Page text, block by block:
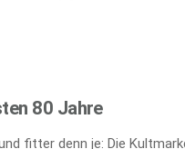
80 Jahre
fitter denn je: Die